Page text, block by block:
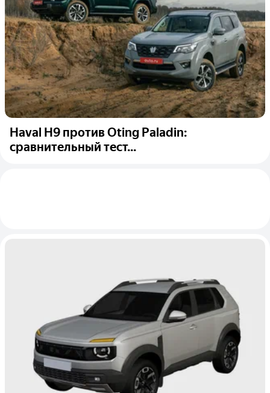
Haval H9 против Oting Paladin:
сравнительный тест...